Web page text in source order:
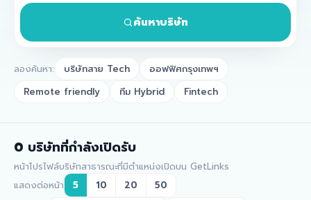
ค้นหาบริษัท
ลองค้นหา: บริษัทสาย Tech
ออฟฟิศกรุงเทพฯ
Remote friendly
ทีม Hybrid Fintech
0 บริษัทที่กำลังเปิดรับ
หน้าโปรไฟล์บริษัทสาธารณะที่มีตำแหน่งเปิดบน GetLinks
แสดงต่อหน้า
5 10 20 50